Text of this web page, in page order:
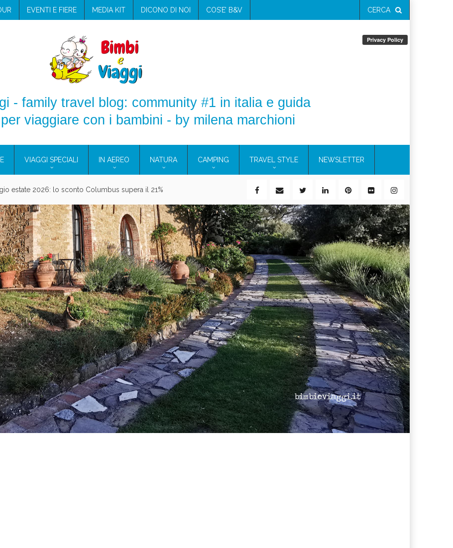
EVENTI E FIERE MEDIA KIT DICONO DI NOI COS’E’ B&V CERCA
- family travel blog: community #1 in italia e guida
viaggiare con i bambini - by milena marchioni
VIAGGI SPECIALI IN AEREO NATURA CAMPING TRAVEL STYLE NEWSLETTER
i prodotti che hanno conquistato la mia valigia (e la pelle sensibile)
Villaggio per famiglie in Cilento: il Blue Marine di Marina di Camerota
CAMPEGGIO Vacanze in campeggio con i bambini: come trovare l’offerta migliore?
CONSIGLI PRATICI Assicurazione viaggio estate 2026: lo sconto Columbus supera il 21%